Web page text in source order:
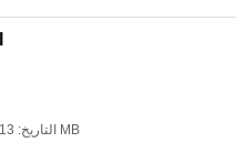
التاريخ: 13-01-2024 الحجم: 100.00 MB